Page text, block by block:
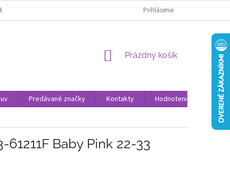
OCHRANY OSOBNÝCH ÚDAJOV NAPÍŠTE NÁM
Prihlásenie
NÁKUPNÝ
Prázdny košík
Predávané značky Kontakty
Hodnotenie obchodu
Baby Pink 22-33